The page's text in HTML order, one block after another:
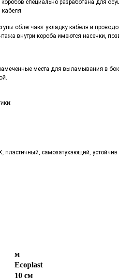
специально разработана для
облегчают укладку кабеля и
внутри короба имеются насечки,
места для выламывания в
пластичный, самозатухающий, устойчив
м
Ecoplast
10 см